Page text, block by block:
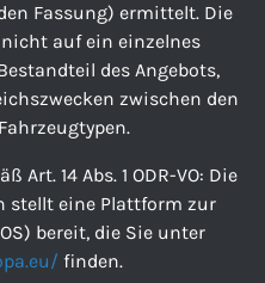
Fassung) ermittelt. Die
auf ein einzelnes
des Angebots,
zwischen den
14 Abs. 1 ODR-VO: Die
stellt eine Plattform zur
bereit, die Sie unter
finden.